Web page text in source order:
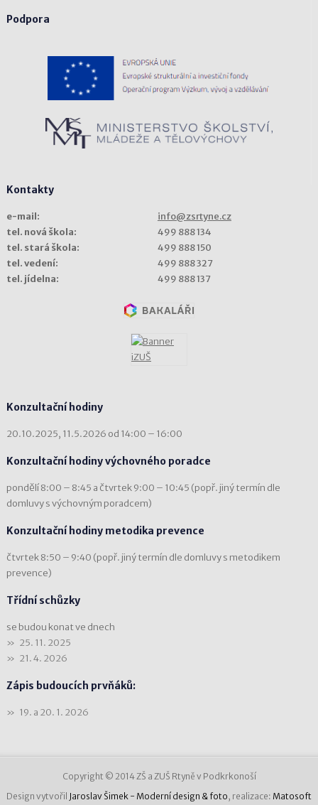
Podpora
Kontakty
e-mail:
info@zsrtyne.cz
tel. nová škola:
499 888 134
tel. stará škola:
499 888 150
tel. vedení:
499 888 327
tel. jídelna:
499 888 137
Konzultační hodiny
20.10.2025, 11.5.2026 od 14:00 – 16:00
Konzultační hodiny výchovného poradce
pondělí 8:00 – 8:45 a čtvrtek 9:00 – 10:45 (popř. jiný termín dle
domluvy s výchovným poradcem)
Konzultační hodiny metodika prevence
čtvrtek 8:50 – 9:40 (popř. jiný termín dle domluvy s metodikem
prevence)
Třídní schůzky
se budou konat ve dnech
25. 11. 2025
21. 4. 2026
Zápis budoucích prvňáků:
19. a 20. 1. 2026
Copyright © 2014 ZŠ a ZUŠ Rtyně v Podkrkonoší
Design vytvořil Jaroslav Šimek - Moderní design & foto, realizace: Matosoft